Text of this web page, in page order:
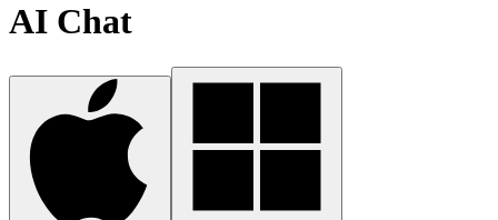
AI Chat